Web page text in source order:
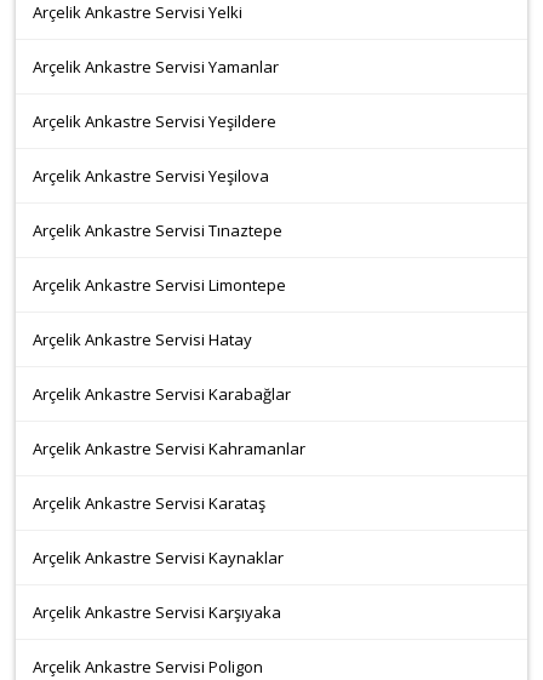
Arçelik Ankastre Servisi Yelki
Arçelik Ankastre Servisi Yamanlar
Arçelik Ankastre Servisi Yeşildere
Arçelik Ankastre Servisi Yeşilova
Arçelik Ankastre Servisi Tınaztepe
Arçelik Ankastre Servisi Limontepe
Arçelik Ankastre Servisi Hatay
Arçelik Ankastre Servisi Karabağlar
Arçelik Ankastre Servisi Kahramanlar
Arçelik Ankastre Servisi Karataş
Arçelik Ankastre Servisi Kaynaklar
Arçelik Ankastre Servisi Karşıyaka
Arçelik Ankastre Servisi Poligon